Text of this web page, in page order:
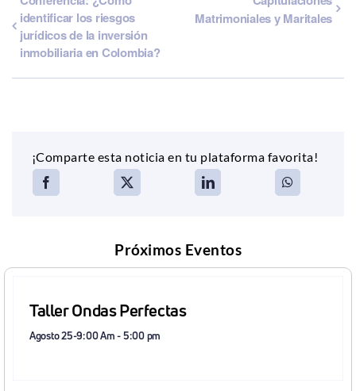
identificar los riesgos
jurídicos de la inversión
inmobiliaria en Colombia?
Matrimoniales y Maritales
¡Comparte esta noticia en tu plataforma favorita!
Próximos Eventos
Taller Ondas Perfectas
Agosto 25-9:00 Am-5:00 pm